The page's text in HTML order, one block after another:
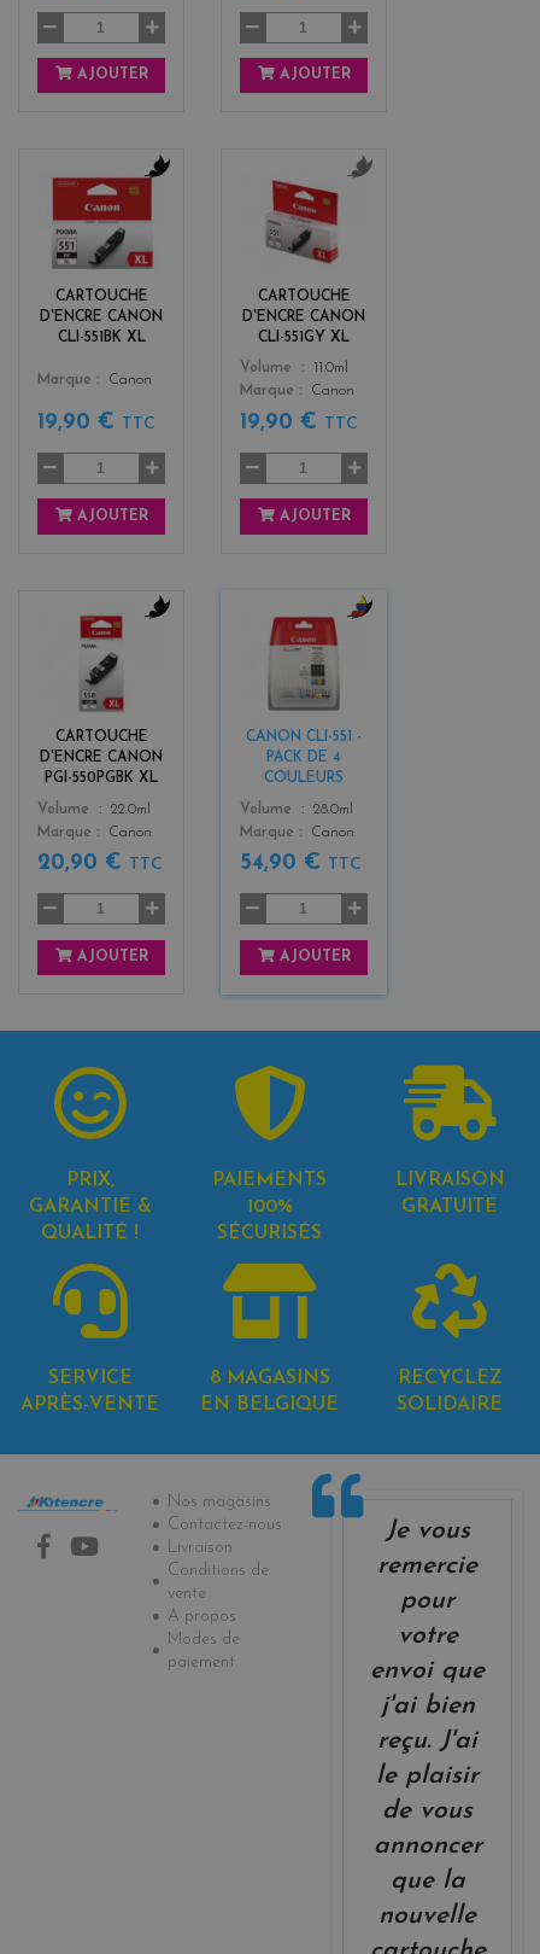
AJOUTER AJOUTER
CARTOUCHE
D'ENCRE CANON
CLI-551BK XL
Color
l
c
k
Marque Canon
19,90 € TTC
AJOUTER
CARTOUCHE
D'ENCRE CANON
CLI-551GY XL
Color
Volume
11.0ml
Marque
Canon
19,90 € TTC
AJOUTER
CARTOUCHE
D'ENCRE CANON
PGI-550PGBK XL
Color
k
Volume
22.0ml
Marque
Canon
20,90 € TTC
AJOUTER
CANON CLI-551 -
PACK DE 4
COULEURS
Color
Volume
28.0ml
Marque
Canon
54,90 € TTC
AJOUTER
PRIX,
GARANTIE &
QUALITÉ !
PAIEMENTS
100%
SÉCURISÉS
LIVRAISON
GRATUITE
SERVICE
APRÈS-VENTE
8 MAGASINS
EN BELGIQUE
RECYCLEZ
SOLIDAIRE
Informations
Nos magasins
Contactez-nous
Livraison
Conditions de
vente
A propos
Modes de
paiement
Je vous
remercie
pour
votre
envoi que
j'ai bien
reçu. J'ai
le plaisir
de vous
annoncer
que la
nouvelle